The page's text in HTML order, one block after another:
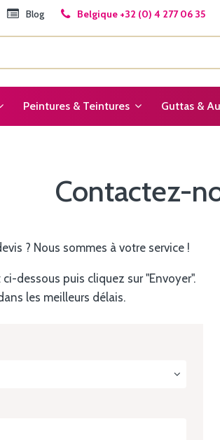
Belgique +32 (0) 4 277 06 35
Blog
Peintures & Teintures Guttas &
Contactez-
? Nous sommes à votre service !
dessous puis cliquez sur "Envoyer".
les meilleurs délais.